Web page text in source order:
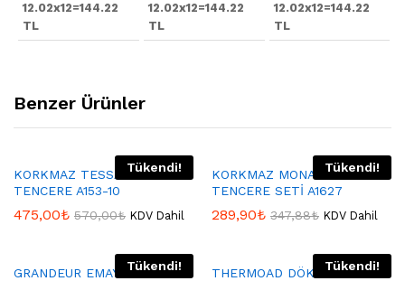
12.02x12=144.22
TL
12.02x12=144.22
TL
12.02x12=144.22
TL
Benzer Ürünler
Tükendi!
KORKMAZ TESSA DÜDÜKLÜ
TENCERE A153-10
475,00₺ 570,00₺ KDV Dahil
Tükendi!
KORKMAZ MONA JR
TENCERE SETİ A1627
289,90₺ 347,88₺ KDV Dahil
Tükendi!
GRANDEUR EMAYE
Tükendi!
THERMOAD DÖKÜM GRANİT